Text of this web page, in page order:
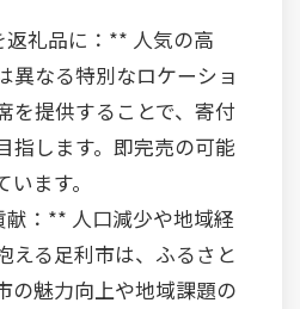
礼品に：** 人気の高
異なる特別なロケーショ
を提供することで、寄付
指します。即完売の可能
ます。
：** 人口減少や地域経
える足利市は、ふるさと
の魅力向上や地域課題の